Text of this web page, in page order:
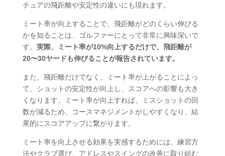
チュアの飛距離や安定性の違いにも現れます。
ミート率が向上することで、飛距離がどのくらい伸びる
かを知ることは、ゴルファーにとって非常に興味深いで
す。 実際、ミート率が10%向上するだけで、飛距離が
20〜30ヤードも伸びることが報告されています。
また、飛距離だけでなく、ミート率が上がることによっ
て、ショットの安定性が向上し、スコアへの影響も大き
くなります。ミート率が向上すれば、ミスショットの回
数が減るため、コースマネジメントがしやすくなり、結
果的にスコアアップに繋がります。
ミート率を向上させる効果を実感するためには、練習方
法やクラブ選び、アドレスやスイングの改善に取り組む